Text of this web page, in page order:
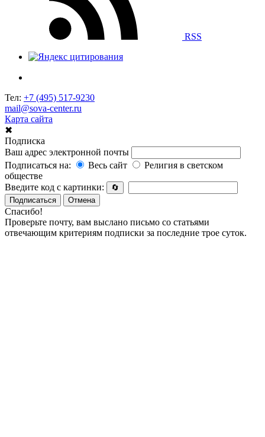
RSS
Тел: +7 (495) 517-9230
mail@sova-center.ru
Карта сайта
✖
Подписка
Ваш адрес электронной почты
Подписаться на:
Весь сайт
Религия в светском
обществе
Введите код с картинки:
🔄
Подписаться
Отмена
Спасибо!
Проверьте почту, вам выслано письмо со статьями
отвечающим критериям подписки за последние трое суток.